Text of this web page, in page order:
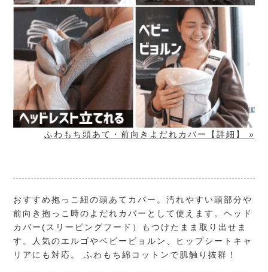
ふわもち頭あて・前向きよだれカバー【詳細】 »
おすすめ抱っこ紐の頭あてカバー。汚れやすい頭部分や
前向き抱っこ時のよだれカバーとして使えます。ヘッド
カバー(スリーピングフード）もつけたまま取り出せま
す。人気のエルゴやベビービョルン、ヒップシートキャ
リアにも対応。 ふわもち綿コットンで肌触り抜群！